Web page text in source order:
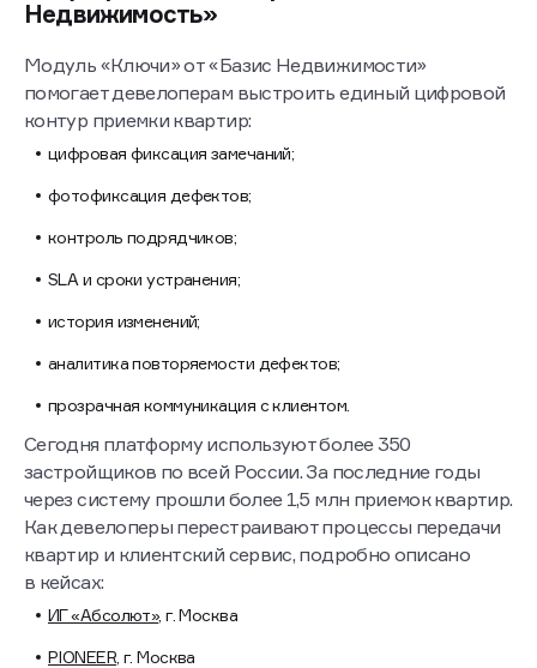
Недвижимость»
Модуль «Ключи» от «Базис Недвижимости»
помогает девелоперам выстроить единый цифровой
контур приемки квартир:
цифровая фиксация замечаний;
фотофиксация дефектов;
контроль подрядчиков;
SLA и сроки устранения;
история изменений;
аналитика повторяемости дефектов;
прозрачная коммуникация с клиентом.
Сегодня платформу используют более 350
застройщиков по всей России. За последние годы
через систему прошли более 1,5 млн приемок квартир.
Как девелоперы перестраивают процессы передачи
квартир и клиентский сервис, подробно описано
в кейсах:
ИГ «Абсолют», г. Москва
PIONEER , г. Москва